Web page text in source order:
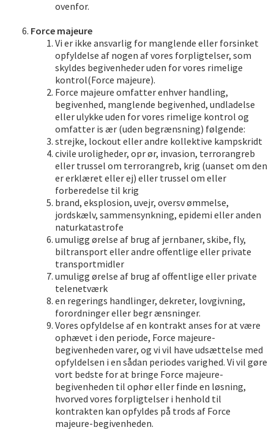
ovenfor.
Force majeure
Vi er ikke ansvarlig for manglende eller forsinket
opfyldelse af nogen af vores forpligtelser, som
skyldes begivenheder uden for vores rimelige
kontrol(Force majeure).
Force majeure omfatter enhver handling,
begivenhed, manglende begivenhed, undladelse
eller ulykke uden for vores rimelige kontrol og
omfatter is ær (uden begrænsning) følgende:
strejke, lockout eller andre kollektive kampskridt
civile uroligheder, opr ør, invasion, terrorangreb
eller trussel om terrorangreb, krig (uanset om den
er erklæret eller ej) eller trussel om eller
forberedelse til krig
brand, eksplosion, uvejr, oversv ømmelse,
jordskælv, sammensynkning, epidemi eller anden
naturkatastrofe
umuligg ørelse af brug af jernbaner, skibe, fly,
biltransport eller andre offentlige eller private
transportmidler
umuligg ørelse af brug af offentlige eller private
telenetværk
en regerings handlinger, dekreter, lovgivning,
forordninger eller begr ænsninger.
Vores opfyldelse af en kontrakt anses for at være
ophævet i den periode, Force majeure-
begivenheden varer, og vi vil have udsættelse med
opfyldelsen i en sådan periodes varighed. Vi vil gøre
vort bedste for at bringe Force majeure-
begivenheden til ophør eller finde en løsning,
hvorved vores forpligtelser i henhold til
kontrakten kan opfyldes på trods af Force
majeure-begivenheden.